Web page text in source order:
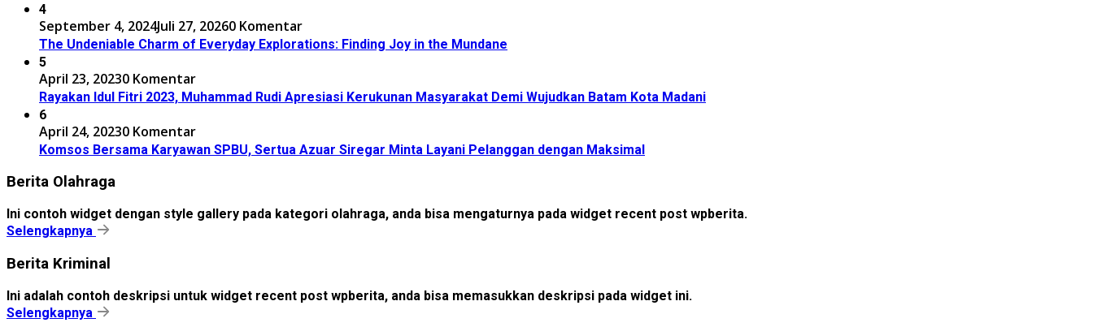
4
September 4, 2024Juli 27, 20260 Komentar
The Undeniable Charm of Everyday Explorations: Finding Joy in the Mundane
5
April 23, 20230 Komentar
Rayakan Idul Fitri 2023, Muhammad Rudi Apresiasi Kerukunan Masyarakat Demi Wujudkan Batam Kota Madani
6
April 24, 20230 Komentar
Komsos Bersama Karyawan SPBU, Sertua Azuar Siregar Minta Layani Pelanggan dengan Maksimal
Berita Olahraga
Ini contoh widget dengan style gallery pada kategori olahraga, anda bisa mengaturnya pada widget recent post wpberita.
Selengkapnya
Berita Kriminal
Ini adalah contoh deskripsi untuk widget recent post wpberita, anda bisa memasukkan deskripsi pada widget ini.
Selengkapnya